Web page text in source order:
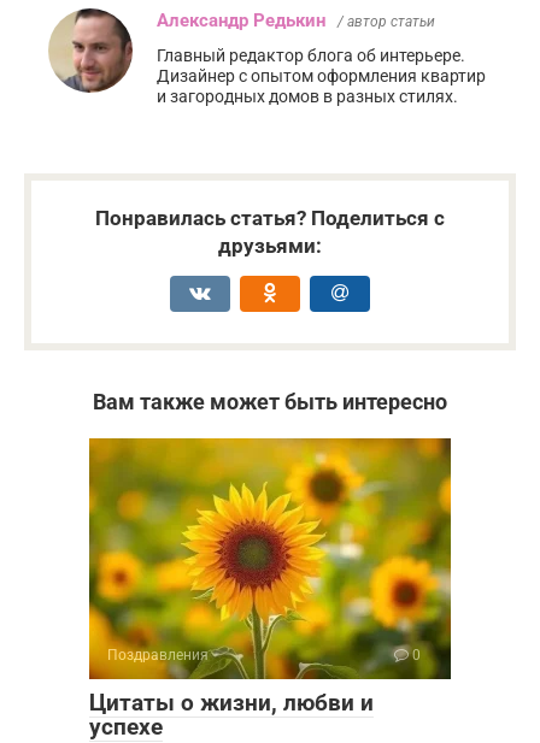
Александр Редькин / автор статьи
Главный редактор блога об интерьере.
Дизайнер с опытом оформления квартир
и загородных домов в разных стилях.
Понравилась статья? Поделиться с
друзьями:
Вам также может быть интересно
Поздравления 0
Цитаты о жизни, любви и
успехе